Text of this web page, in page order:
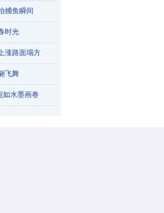
雪轮番登场
捕鱼瞬间
时光
涨路面塌方
飞舞
如水墨画卷